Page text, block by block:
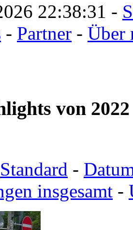
22:38:33 -
- Partner - Über
von
Standard -
insgesamt -